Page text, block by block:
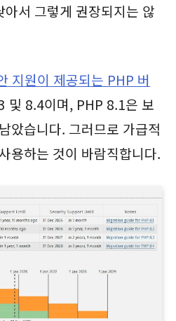
서 그렇게 권장되지는 않
지원이 제공되는 PHP 버
및 8.4이며, PHP 8.1은 보
았습니다. 그러므로 가급적
용하는 것이 바람직합니다.